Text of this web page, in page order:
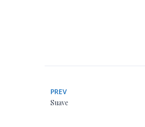
PREV
Suave